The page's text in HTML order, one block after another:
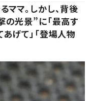
マ。しかし、背後
光景”に「最高す
げて」「登場人物